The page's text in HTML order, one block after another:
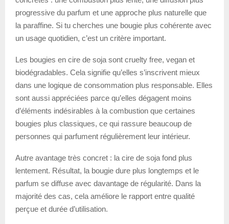
progressive du parfum et une approche plus naturelle que
la paraffine. Si tu cherches une bougie plus cohérente avec
un usage quotidien, c’est un critère important.
Les bougies en cire de soja sont cruelty free, vegan et
biodégradables. Cela signifie qu’elles s’inscrivent mieux
dans une logique de consommation plus responsable. Elles
sont aussi appréciées parce qu’elles dégagent moins
d’éléments indésirables à la combustion que certaines
bougies plus classiques, ce qui rassure beaucoup de
personnes qui parfument régulièrement leur intérieur.
Autre avantage très concret : la cire de soja fond plus
lentement. Résultat, la bougie dure plus longtemps et le
parfum se diffuse avec davantage de régularité. Dans la
majorité des cas, cela améliore le rapport entre qualité
perçue et durée d’utilisation.